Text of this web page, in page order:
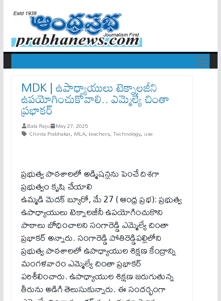
MDK | ఉపాధ్యాయులు టెక్నాలజీని
ఉపయోగించుకోవాలి.. ఎమ్మెల్యే చింతా
ప్రభాకర్
Bala Raju May 27, 2025
Chinta Prabhakar, MLA, teachers, Technology, use
ప్రభుత్వ పాఠశాలలో అడ్మిషన్లను పెంచే దిశగా
ప్రభుత్వం కృషి చేయాలి
ఉమ్మడి మెదక్ బ్యూరో, మే 27 ( ఆంధ్ర ప్రభ): ప్రభుత్వ
ఉపాధ్యాయులు టెక్నాలజీనీ ఉపయోగించుకొని
పాఠాలు బోధించాలని సంగారెడ్డి ఎమ్మెల్యే చింతా
ప్రభాకర్ అన్నారు. సంగారెడ్డి పోతిరెడ్డిపల్లిలోని
ప్రభుత్వ పాఠశాలలో ఉపాధ్యాయుల శిక్షణ కేంద్రాన్ని
మంగళవారం ఎమ్మెల్యే చింతా ప్రభాకర్
పరిశీలించారు. ఉపాధ్యాయుల శిక్షణ జరుగుతున్న
తీరును అడిగి తెలుసుకున్నారు. ఈ సందర్భంగా